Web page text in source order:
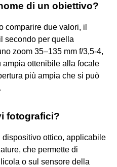
di un obiettivo?
comparire due valori, il
secondo per quella
zoom 35–135 mm f/3,5-4,
ampia ottenibile alla focale
più ampia che si può
fotografici?
ottico, applicabile
che permette di
o sul sensore della